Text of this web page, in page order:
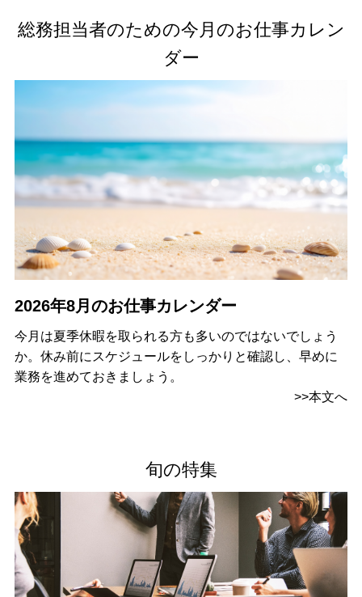
総務担当者のための今月のお仕事カレン
ダー
2026年8月のお仕事カレンダー
今月は夏季休暇を取られる方も多いのではないでしょう
か。休み前にスケジュールをしっかりと確認し、早めに
業務を進めておきましょう。
>>本文へ
旬の特集